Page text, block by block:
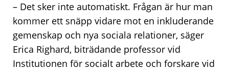
– Det sker inte automatiskt. Frågan är hur man
kommer ett snäpp vidare mot en inkluderande
gemenskap och nya sociala relationer, säger
Erica Righard, biträdande professor vid
Institutionen för socialt arbete och forskare vid